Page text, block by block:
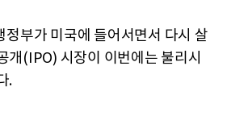
정부가 미국에 들어서면서 다시 살
개(IPO) 시장이 이번에는 불리시
.